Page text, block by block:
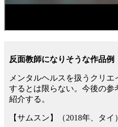
反面教師になりそうな作品例
メンタルヘルスを扱うクリ
するとは限らない。今後の参
紹介する。
【サムスン】（2018年、タイ）